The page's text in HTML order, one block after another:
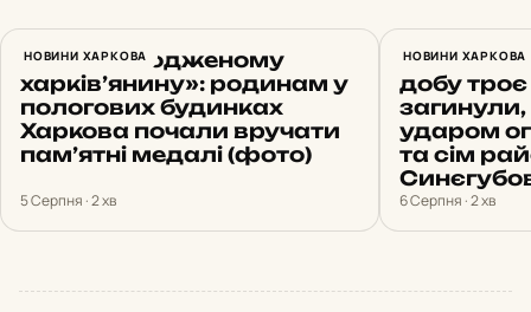
НОВИНИ ХАРКОВА
«Новонародженому
харків’янину»: родинам у
пологових будинках
Харкова почали вручати
пам’ятні медалі (фото)
5 Серпня · 2 хв
НОВИНИ ХАРКОВА
Обстріли
добу
загинули,
ударом
та сім
6 Серпня · 2 хв